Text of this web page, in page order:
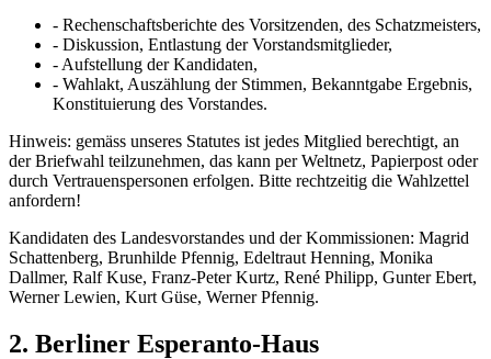
- Rechenschaftsberichte des Vorsitzenden, des Schatzmeisters,
- Diskussion, Entlastung der Vorstandsmitglieder,
- Aufstellung der Kandidaten,
- Wahlakt, Auszählung der Stimmen, Bekanntgabe Ergebnis,
Konstituierung des Vorstandes.
Hinweis: gemäss unseres Statutes ist jedes Mitglied berechtigt, an
der Briefwahl teilzunehmen, das kann per Weltnetz, Papierpost oder
durch Vertrauenspersonen erfolgen. Bitte rechtzeitig die Wahlzettel
anfordern!
Kandidaten des Landesvorstandes und der Kommissionen: Magrid
Schattenberg, Brunhilde Pfennig, Edeltraut Henning, Monika
Dallmer, Ralf Kuse, Franz-Peter Kurtz, René Philipp, Gunter Ebert,
Werner Lewien, Kurt Güse, Werner Pfennig.
2. Berliner Esperanto-Haus